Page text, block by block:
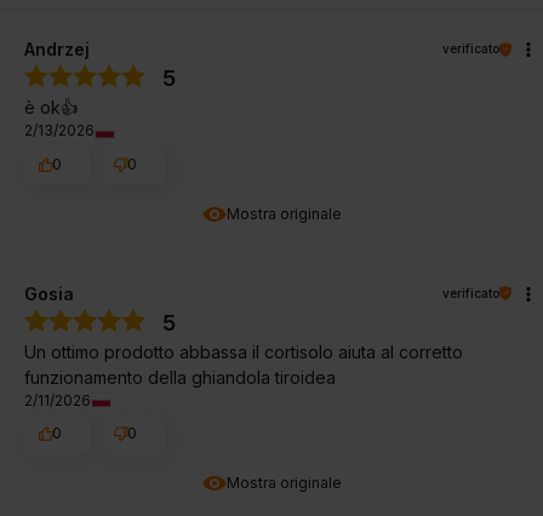
Mostra originale
Andrzej verificato
5
è ok👍️
2/13/2026
0
0
Mostra originale
Gosia verificato
5
Un ottimo prodotto abbassa il cortisolo aiuta al corretto
funzionamento della ghiandola tiroidea
2/11/2026
0
0